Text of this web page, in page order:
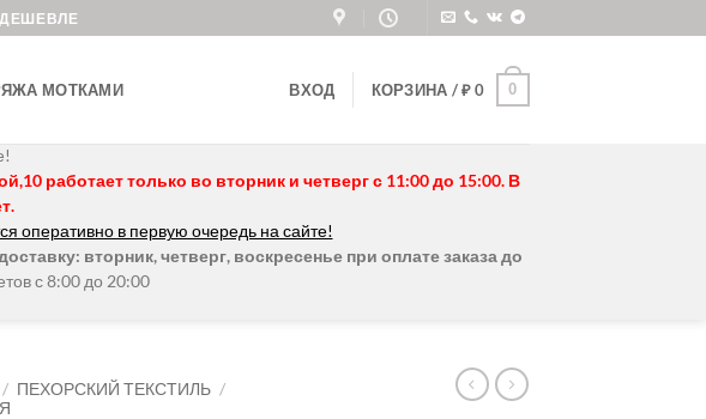
МОТКАМИ ВХОД КОРЗИНА /₽0 0
работает только во вторник и четверг с 11:00 до 15:00. В
оперативно в первую очередь на сайте!
вторник, четверг, воскресенье при оплате заказа до
с 8:00 до 20:00
/ ПЕХОРСКИЙ ТЕКСТИЛЬ /